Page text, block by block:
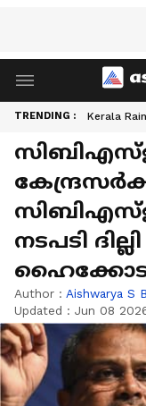
TRENDING : Kerala Rain
നടപടി ദില്ലി
Author : Aishwarya S
Updated : Jun 08